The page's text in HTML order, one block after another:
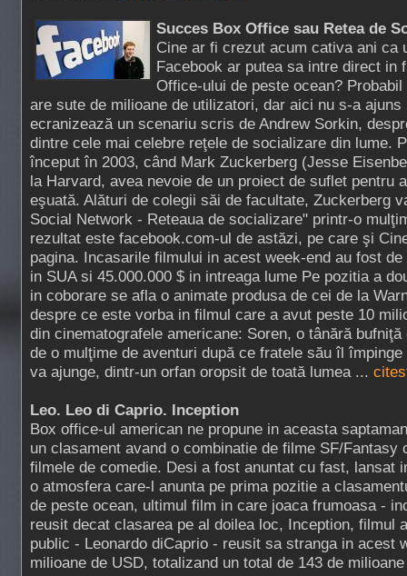
Succes Box Office sau Retea de
Cine ar fi crezut acum cativa ani ca
Facebook ar putea sa intre direct in
Office-ului de peste ocean?
are sute de milioane de utilizatori, dar aici nu s-a
ecranizează un scenariu scris de Andrew Sorkin,
dintre cele mai celebre reţele de socializare din lume.
început în 2003, când Mark Zuckerberg (Jesse
la Harvard, avea nevoie de un proiect de suflet pentru
eşuată. Alături de colegii săi de facultate, Zuckerberg
Social Network - Reteaua de socializare" printr-o
rezultat este facebook.com-ul de astăzi, pe care şi
pagina. Incasarile filmului in acest week-end au fost
in SUA si 45.000.000 $ in intreaga lume Pe pozitia a
in coborare se afla o animate produsa de cei de la
despre ce este vorba in filmul care a avut peste 10
din cinematografele americane: Soren, o tânără
de o mulţime de aventuri după ce fratele său îl
va ajunge, dintr-un orfan oropsit de toată lumea ...
Leo. Leo di Caprio. Inception
Box office-ul american ne propune in aceasta
un clasament avand o combinatie de filme SF/Fantasy
filmele de comedie. Desi a fost anuntat cu fast, lansat
o atmosfera care-l anunta pe prima pozitie a
de peste ocean, ultimul film in care joaca frumoasa -
reusit decat clasarea pe al doilea loc, Inception, filmul
public - Leonardo diCaprio - reusit sa stranga in acest
milioane de USD, totalizand un total de 143 de